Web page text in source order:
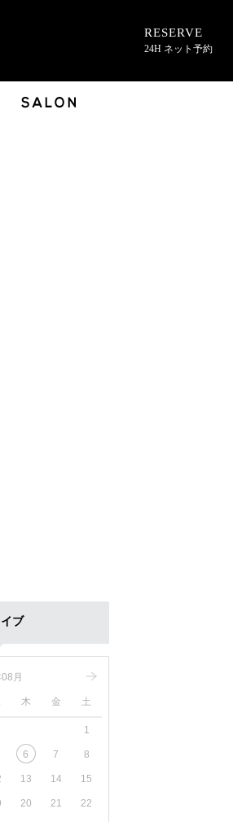
RESERVE
24H ネット予約
ブ
月
木 金 土
1
6 7 8
13 14 15
20 21 22